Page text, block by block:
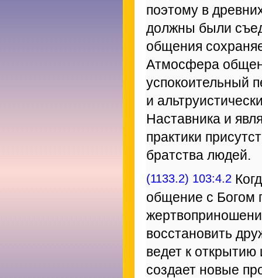
поэтому в
должны были
общения
Атмосфера
успокоительный
и
Наставника и
практики
братства людей.
(1133.2) 103:4.2
общение с Богом
восстановить
ведет к
создает новые